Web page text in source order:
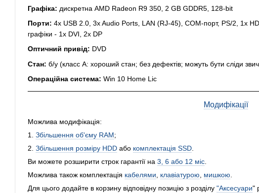
Графіка: дискретна AMD Radeon R9 350, 2 GB GDDR5, 128-bit
Порти: 4x USB 2.0, 3x Audio Ports, LAN (RJ-45), COM-порт, PS/2, 1x
графіки - 1x DVI, 2x DP
Оптичний привід: DVD
Стан: б/у (класс А: хороший стан; без дефектів; можуть бути сліди
Операційна система: Win 10 Home Lic
Модифікації
Можлива модифікація:
1. Збільшення об'єму RAM;
2. Збільшення розміру HDD або комплектація SSD
Ви можете розширити строк гарантії на 3, 6 або 12 міс
Можлива також комплектація кабелями клавіатурою мишкою
Для цього додайте в корзину відповідну позицію з розділу "Аксесуари"